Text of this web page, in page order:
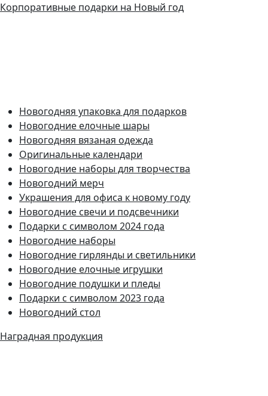
Корпоративные подарки на Новый год
Новогодняя упаковка для подарков
Новогодние елочные шары
Новогодняя вязаная одежда
Оригинальные календари
Новогодние наборы для творчества
Новогодний мерч
Украшения для офиса к новому году
Новогодние свечи и подсвечники
Подарки с символом 2024 года
Новогодние наборы
Новогодние гирлянды и светильники
Новогодние елочные игрушки
Новогодние подушки и пледы
Подарки с символом 2023 года
Новогодний стол
Наградная продукция